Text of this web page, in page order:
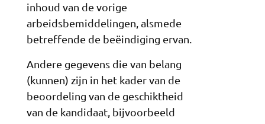
inhoud van de vorige
arbeidsbemiddelingen, alsmede
betreffende de beëindiging ervan.
Andere gegevens die van belang
(kunnen) zijn in het kader van de
beoordeling van de geschiktheid
van de kandidaat, bijvoorbeeld